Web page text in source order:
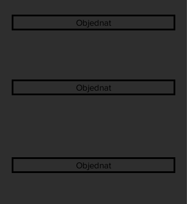
Objednat
Objednat
Objednat